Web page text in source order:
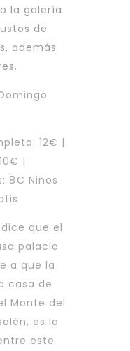
la galería
de
además
12€ |
|
8€ Niños
que el
palacio
a que la
casa de
Monte del
es la
este